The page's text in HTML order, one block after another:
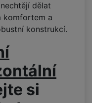
dělat
komfortem a
konstrukcí.
si